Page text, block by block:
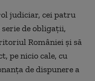
judiciar, cei patru
de obligații,
României și să
pe nicio cale, cu
de dispunere a